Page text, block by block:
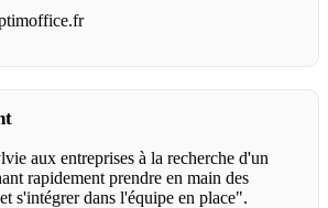
aux entreprises à la recherche d'un
rapidement prendre en main des
s'intégrer dans l'équipe en place".